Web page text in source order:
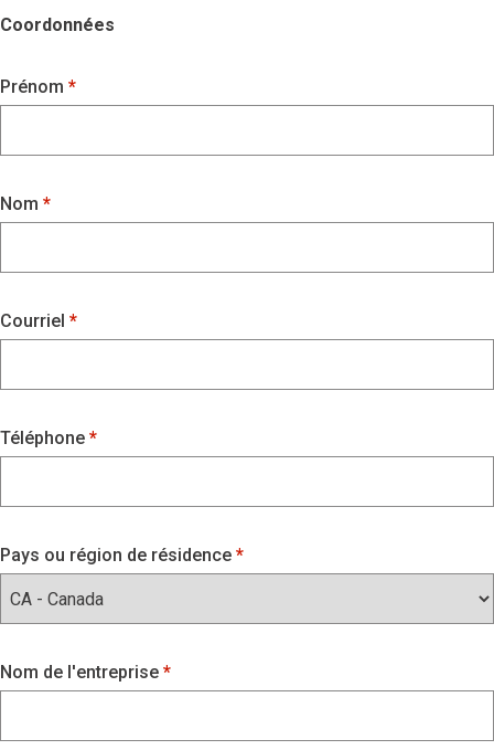
Coordonnées
Prénom
Nom
Courriel
Téléphone
Pays ou région de résidence
Nom de l'entreprise